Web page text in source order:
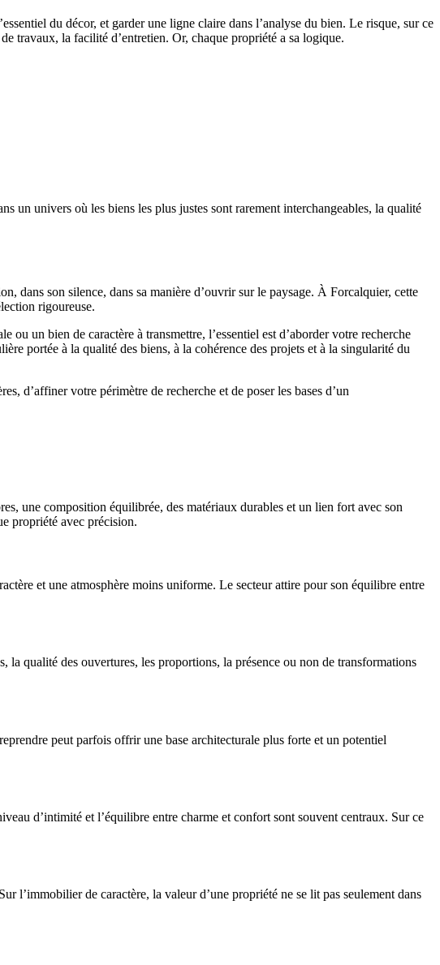
du décor, et garder une ligne claire dans l’analyse du bien. Le risque, sur ce
travaux, la facilité d’entretien. Or, chaque propriété a sa logique.
un univers où les biens les plus justes sont rarement interchangeables, la qualité
dans son silence, dans sa manière d’ouvrir sur le paysage. À Forcalquier, cette
rigoureuse.
un bien de caractère à transmettre, l’essentiel est d’aborder votre recherche
portée à la qualité des biens, à la cohérence des projets et à la singularité du
d’affiner votre périmètre de recherche et de poser les bases d’un
une composition équilibrée, des matériaux durables et un lien fort avec son
propriété avec précision.
et une atmosphère moins uniforme. Le secteur attire pour son équilibre entre
la qualité des ouvertures, les proportions, la présence ou non de transformations
peut parfois offrir une base architecturale plus forte et un potentiel
d’intimité et l’équilibre entre charme et confort sont souvent centraux. Sur ce
l’immobilier de caractère, la valeur d’une propriété ne se lit pas seulement dans